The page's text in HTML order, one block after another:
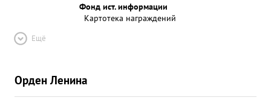
Фонд ист. информации
Картотека награждений
Ещё
Орден Ленина